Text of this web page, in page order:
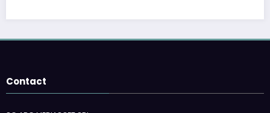
Contact